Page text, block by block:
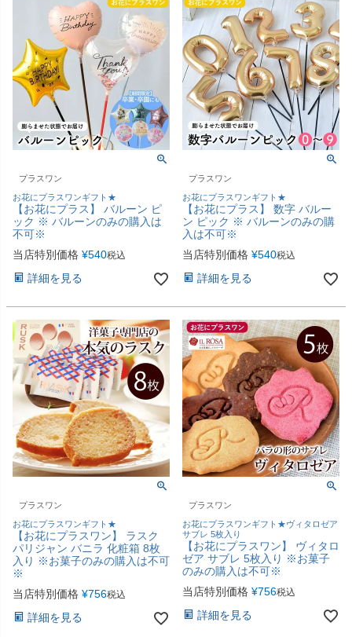
プラスワン
お花にプラスワンギフト★
【お花にプラス】 バルーン ピ
ック ※ バルーンのみの購入は
不可※
当店特別価格 ¥540税込
詳細を見る
プラスワン
お花にプラスワンギフト★
【お花にプラス】 数字 バルー
ン ピック ※ バルーンのみの購
入は不可※
当店特別価格 ¥540税込
詳細を見る
プラスワン
お花にプラスワンギフト★
【お花にプラスワン】 ラスク
パリジャン バニラ 化粧箱 8枚
入り ※お菓子のみの購入は不可
※
当店特別価格 ¥756税込
詳細を見る
プラスワン
お花にプラスワンギフト★ヴィタロゼア
サブレ 5枚入り
【お花にプラスワン】 ヴィタロ
ゼア サブレ 5枚入り ※お菓子
のみの購入は不可※
当店特別価格 ¥756税込
詳細を見る